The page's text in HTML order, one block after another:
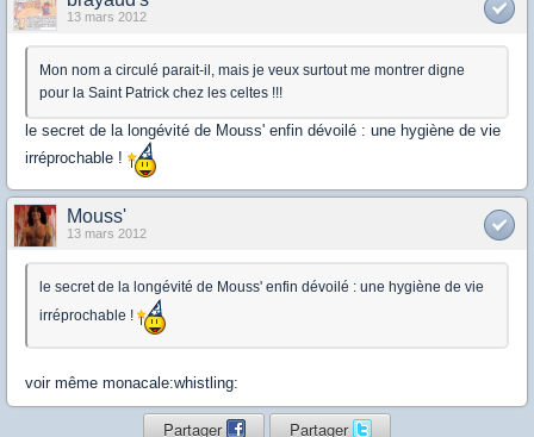
13 mars 2012
Mon nom a circulé parait-il, mais je veux surtout me montrer digne
pour la Saint Patrick chez les celtes !!!
le secret de la longévité de Mouss' enfin dévoilé : une hygiène de vie
irréprochable !
Mouss'
13 mars 2012
le secret de la longévité de Mouss' enfin dévoilé : une hygiène de vie
irréprochable !
voir même monacale:whistling:
Partager Partager